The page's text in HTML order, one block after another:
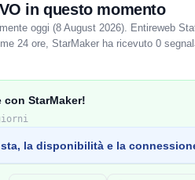
in questo momento
oggi (8 August 2026). Entireweb
24 ore, StarMaker ha ricevuto 0
StarMaker!
la disponibilità e la